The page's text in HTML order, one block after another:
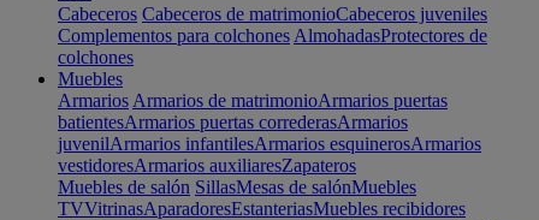
Cabeceros Cabeceros de matrimonioCabeceros juveniles
Complementos para colchones AlmohadasProtectores de
colchones
Muebles
Armarios Armarios de matrimonioArmarios puertas
batientesArmarios puertas correderasArmarios
juvenilArmarios infantilesArmarios esquinerosArmarios
vestidoresArmarios auxiliaresZapateros
Muebles de salón SillasMesas de salónMuebles
TVVitrinasAparadoresEstanteriasMuebles recibidores